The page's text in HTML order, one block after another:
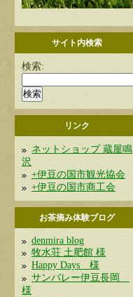
サイト内検索
検索:
リンク
ネットショップ 蔵屋鳴
沢
+伊豆の国市観光協会
+伊豆の国市商工会
お茶摘み体験ブログ
denmira blog
牧水荘 土肥館 様
Happy Days 様
サンバレー伊豆長岡
様